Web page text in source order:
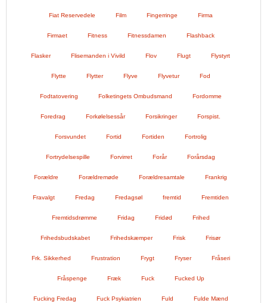
Fiat Reservedele Film Fingerringe Firma
Firmaet Fitness Fitnessdamen Flashback
Flasker Flisemanden i Vivild Flov Flugt Flystyrt
Flytte Flytter Flyve Flyvetur Fod
Fodtatovering Folketingets Ombudsmand Fordomme
Foredrag Forkølelsessår Forsikringer Forspist.
Forsvundet Fortid Fortiden Fortrolig
Fortrydelsespille Forvirret Forår Forårsdag
Forældre Forældremøde Forældresamtale Frankrig
Fravalgt Fredag Fredagsøl fremtid Fremtiden
Fremtidsdrømme Fridag Fridød Frihed
Frihedsbudskabet Frihedskæmper Frisk Frisør
Frk. Sikkerhed Frustration Frygt Fryser Fråseri
Fråspenge Fræk Fuck Fucked Up
Fucking Fredag Fuck Psykiatrien Fuld Fulde Mænd